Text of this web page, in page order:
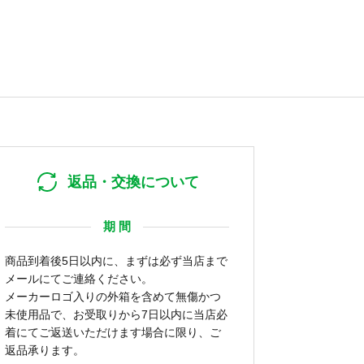
返品・交換について
期 間
商品到着後5日以内に、まずは必ず当店まで
メールにてご連絡ください。
メーカーロゴ入りの外箱を含めて無傷かつ
未使用品で、お受取りから7日以内に当店必
着にてご返送いただけます場合に限り、ご
返品承ります。